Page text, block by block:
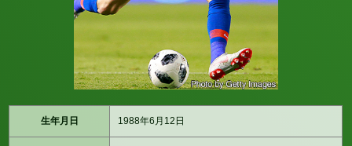
生年月日 1988年6月12日